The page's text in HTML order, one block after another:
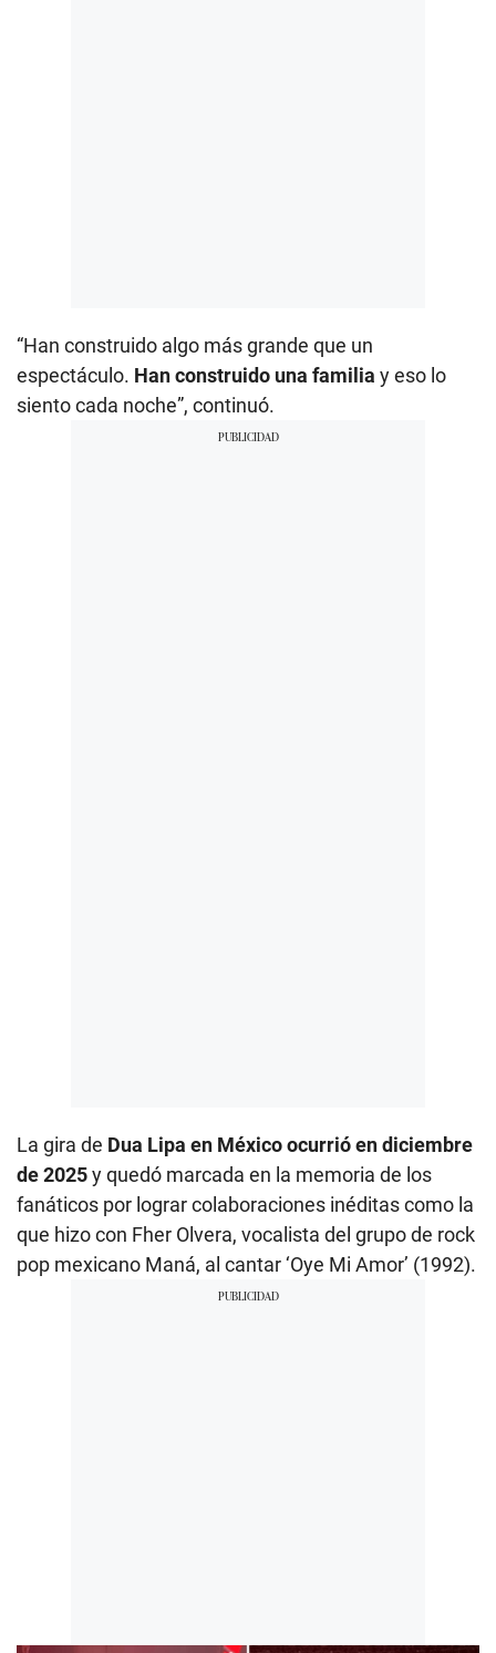
“Han construido algo más grande que un
espectáculo. Han construido una familia y eso lo
siento cada noche”, continuó.
La gira de Dua Lipa en México ocurrió en diciembre
de 2025y quedó marcada en la memoria de los
fanáticos por lograr colaboraciones inéditas como la
que hizo con Fher Olvera, vocalista del grupo de rock
pop mexicano Maná, al cantar ‘Oye Mi Amor’ (1992).